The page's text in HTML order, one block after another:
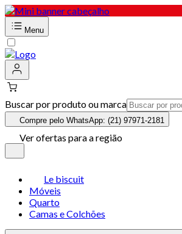
Menu
Buscar por produto ou marca
Compre pelo WhatsApp: (21) 97971-2181
Ver ofertas para a região
Le biscuit
Móveis
Quarto
Camas e Colchões